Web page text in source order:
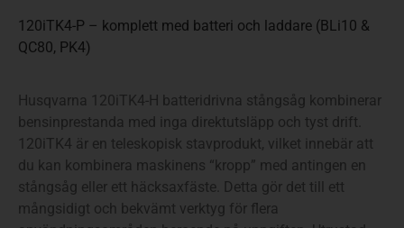
120iTK4-P – komplett med batteri och laddare (BLi10 &
QC80, PK4)
Husqvarna 120iTK4-H batteridrivna stångsåg kombinerar
bensinprestanda med inga direktutsläpp och tyst drift.
120iTK4 är en teleskopisk stavprodukt, vilket innebär att
du kan kombinera maskinens “kropp” med antingen en
stångsåg eller ett häcksaxfäste. Detta gör det till ett
mångsidigt och bekvämt verktyg för flera